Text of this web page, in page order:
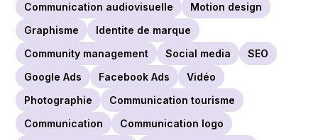
Communication audiovisuelle
Motion design
Graphisme
Identite de marque
Community management
Social media
SEO
Google Ads
Facebook Ads
Vidéo
Photographie
Communication tourisme
Communication
Communication logo